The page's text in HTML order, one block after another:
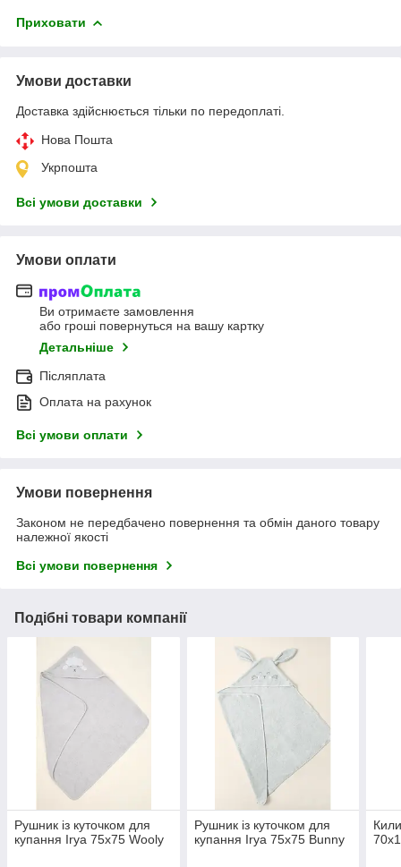
Приховати
Умови доставки
Доставка здійснюється тільки по передоплаті.
Нова Пошта
Укрпошта
Всі умови доставки
Умови оплати
Ви отримаєте замовлення
або гроші повернуться на вашу картку
Детальніше
Післяплата
Оплата на рахунок
Всі умови оплати
Умови повернення
Законом не передбачено повернення та обмін даного товару
належної якості
Всі умови повернення
Подібні товари компанії
Рушник із куточком для
купання Irya 75х75 Wooly
Рушник із куточком для
купання Irya 75х75 Bunny